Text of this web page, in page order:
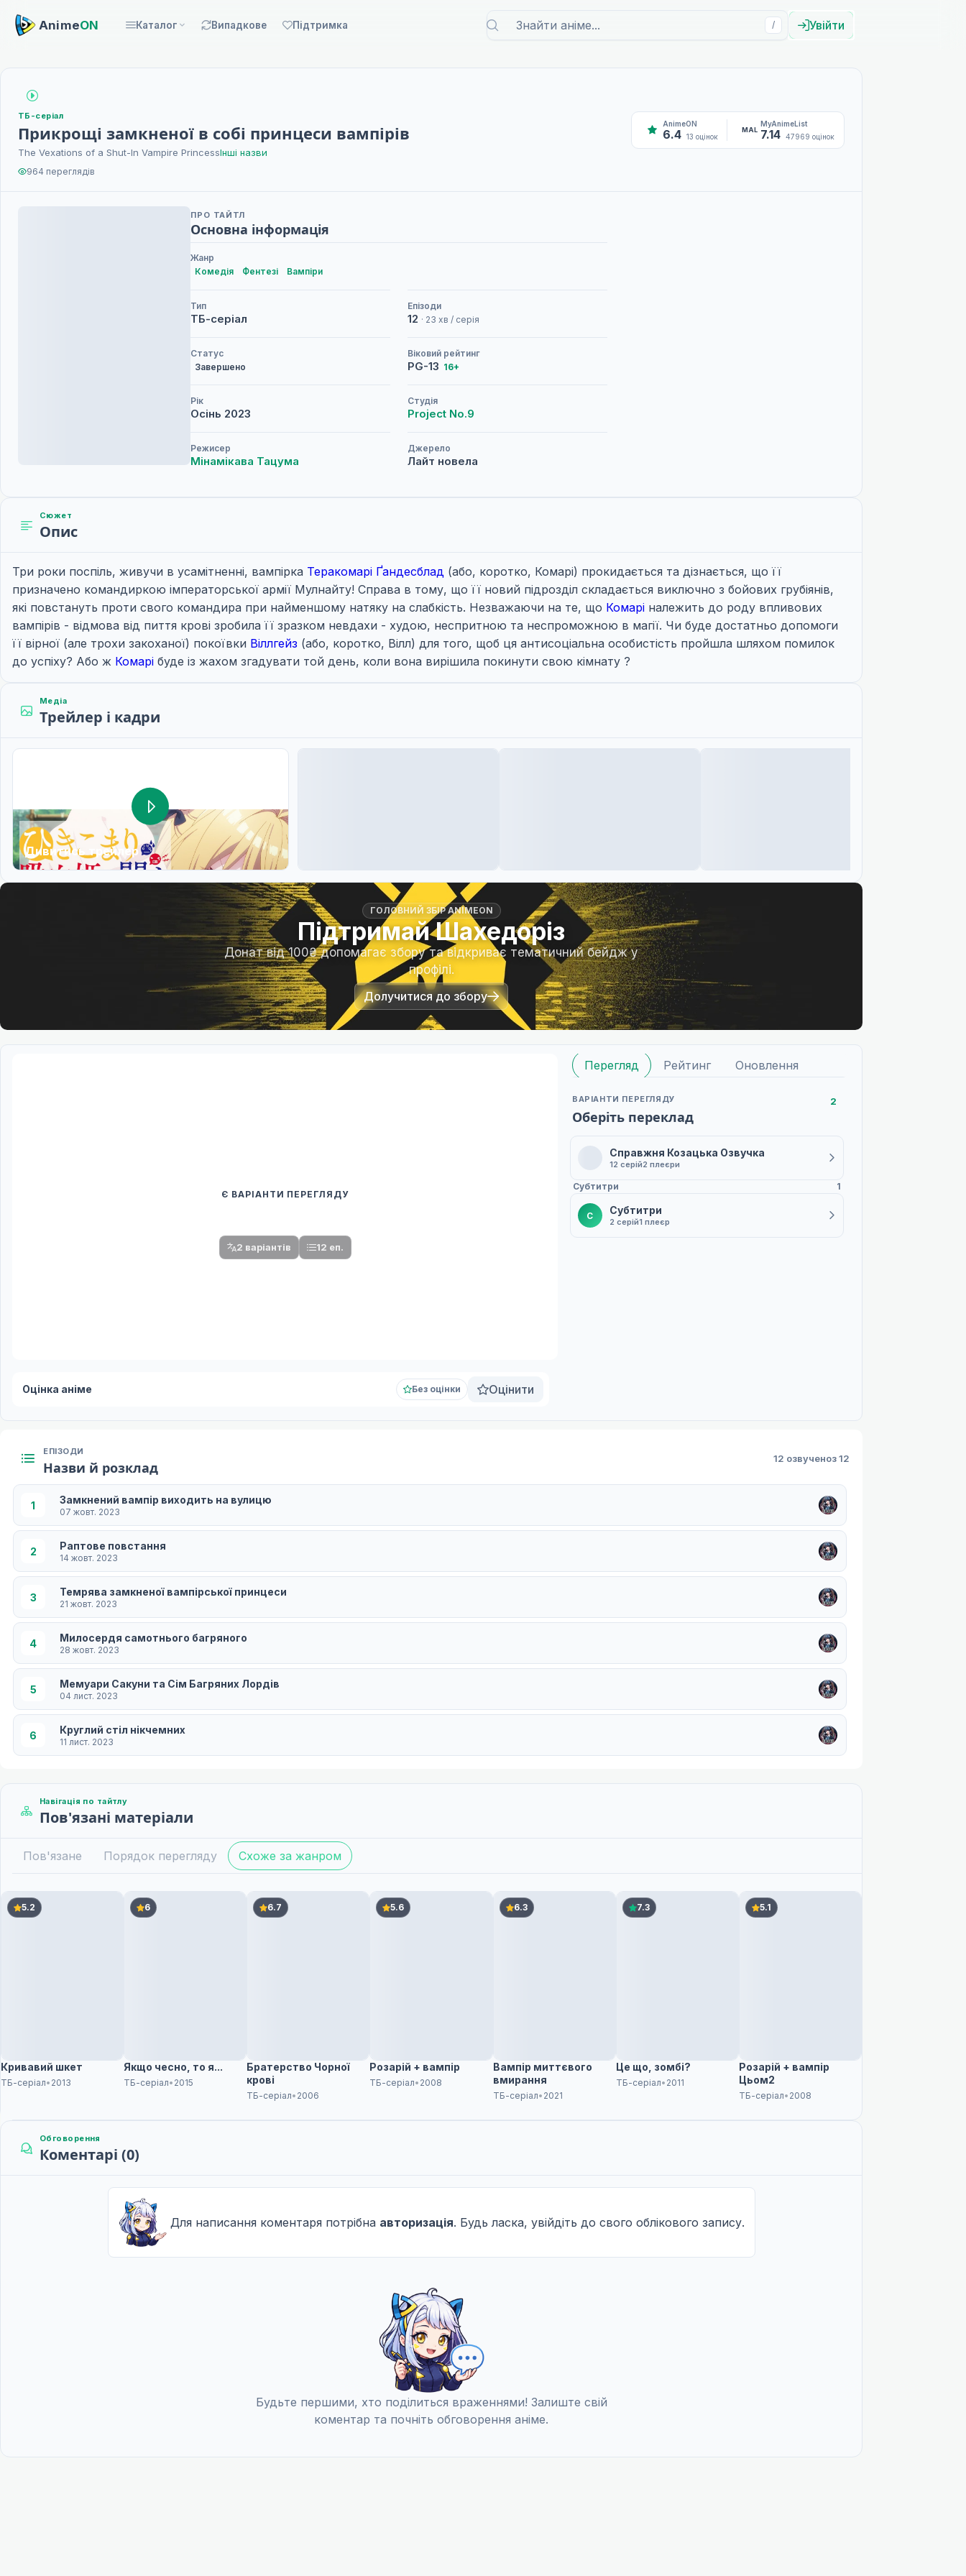
AnimeON Каталог Випадкове Підтримка / Увійти
ТБ-серіал
Прикрощі замкненої в собі принцеси вампірів
The Vexations of a Shut-In Vampire PrincessІнші назви
964 переглядів
AnimeON
6.4 13 оцінок
MAL
MyAnimeList
7.14 47969 оцінок
ПРО ТАЙТЛ
Основна інформація
Жанр
Комедія
Фентезі Вампіри
Тип
ТБ-серіал
Епізоди
12 · 23 хв / серія
Статус
Завершено
Віковий рейтинг
PG-13 16+
Рік
Осінь 2023
Студія
Project No.9
Режисер
Мінамікава Тацума
Джерело
Лайт новела
Сюжет
Опис
Три роки поспіль, живучи в усамітненні, вампірка Теракомарі Ґандесблад (або, коротко, Комарі) прокидається та дізнається, що її
призначено командиркою імператорської армії Мулнайту! Справа в тому, що її новий підрозділ складається виключно з бойових грубіянів,
які повстануть проти свого командира при найменшому натяку на слабкість. Незважаючи на те, що Комарі належить до роду впливових
вампірів - відмова від пиття крові зробила її зразком невдахи - худою, неспритною та неспроможною в магії. Чи буде достатньо допомоги
її вірної (але трохи закоханої) покоївки Віллгейз (або, коротко, Вілл) для того, щоб ця антисоціальна особистість пройшла шляхом помилок
до успіху? Або ж Комарі буде із жахом згадувати той день, коли вона вирішила покинути свою кімнату ?
Медіа
Трейлер і кадри
Дивитись трейлер
ГОЛОВНИЙ ЗБІР ANIMEON
Підтримай Шахедоріз
Донат від 100₴ допомагає збору та відкриває тематичний бейдж у
профілі.
Долучитися до збору
Є ВАРІАНТИ ПЕРЕГЛЯДУ
2 варіантів 12 еп.
Оцінка аніме Без оцінки Оцінити
Перегляд Рейтинг Оновлення
ВАРІАНТИ ПЕРЕГЛЯДУ
Оберіть переклад
2
Справжня Козацька Озвучка
12 серій2 плеєри
Субтитри 1
С Субтитри
2 серій1 плеєр
ЕПІЗОДИ
Назви й розклад
12 озвученоз 12
1 Замкнений вампір виходить на вулицю
07 жовт. 2023
2 Раптове повстання
14 жовт. 2023
3 Темрява замкненої вампірської принцеси
21 жовт. 2023
4 Милосердя самотнього багряного
28 жовт. 2023
5 Мемуари Сакуни та Сім Багряних Лордів
04 лист. 2023
6 Круглий стіл нікчемних
11 лист. 2023
Колеса астеризму
10 Принцеса королівства Арука
Навігація по тайтлу
Пов'язані матеріали
Пов'язане Порядок перегляду Схоже за жанром
5.2
Кривавий шкет
ТБ-серіал• 2013
6
Якщо чесно, то я...
ТБ-серіал• 2015
6.7
Братерство Чорної
крові
ТБ-серіал• 2006
5.6
Розарій + вампір
ТБ-серіал• 2008
6.3
Вампір миттєвого
вмирання
ТБ-серіал• 2021
7.3
Це що, зомбі?
ТБ-серіал• 2011
5.1
Розарій + вампір
Цьом2
ТБ-серіал• 2008
Обговорення
Коментарі (0)
Для написання коментаря потрібна авторизація. Будь ласка, увійдіть до свого облікового запису.
Будьте першими, хто поділиться враженнями! Залиште свій
коментар та почніть обговорення аніме.